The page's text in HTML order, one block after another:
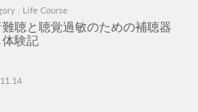
: Life Course
難聴と聴覚過敏のための補聴器
験記